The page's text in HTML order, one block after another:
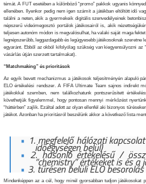
témát. A FUT esetében a különböző “promo” pakkok ugyanis
ellenében. Ilyenkor pedig nem igen számít a játékban eltöltött idő
találni a neten, akik a gyermekeik digitális szenvedélyeinek
népszerű videómegosztó portálok játékosairól is, akik
teljesen autonóm módon is megvalósulhat, ha valaki saját maga
legnépszerűbb, leggazdagabb és legügyesebb játékosoknak
egyaránt. Ebből az okból kifolyólag szükség van kiegyensúlyozni az
vásárlás útján szerzett tartalmakat).
“Matchmaking” és prioritások
Az egyik bevett mechanizmus a játékosok teljesítményén alapuló
ELO értékelési rendszer. A FIFA Ultimate Team sajnos indirekt
játékokkal szemben, nem találkozhatunk pontszerűsített
követhetjük figyelemmel, hogy pontosan mennyi mérkőzést
“háttérben” zajlik. Ezáltal adott az olyan ellenfél aki bizonyos
játékot. Azonban ha prioritásról beszélünk akkor a következő lista
1. megfelelő hálózati
időegységen belül)
2. hasonló értékelésű /
“chemistry” értékeket is és
3. tűrésen belüli ELO besorolás
Mindenképpen az a cél, hogy minél gyorsabban tudjon játékosokat